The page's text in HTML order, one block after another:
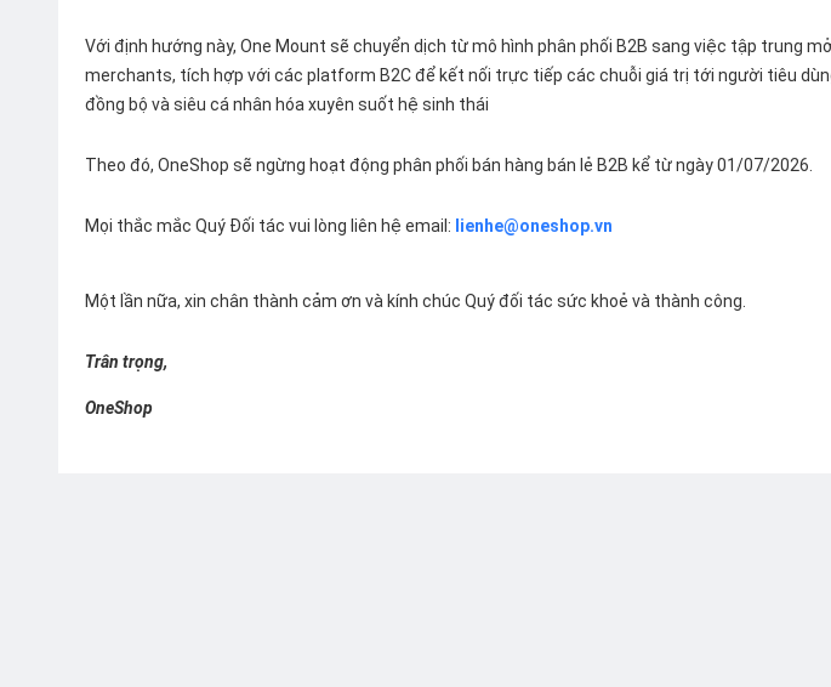
Với định hướng này, One Mount sẽ chuyển dịch từ mô hình phân phối B2B sang việc tập trung
merchants, tích hợp với các platform B2C để kết nối trực tiếp các chuỗi giá trị tới người tiêu
đồng bộ và siêu cá nhân hóa xuyên suốt hệ sinh thái
Theo đó, OneShop sẽ ngừng hoạt động phân phối bán hàng bán lẻ B2B kể từ ngày 01/07/2026.
Mọi thắc mắc Quý Đối tác vui lòng liên hệ email: lienhe@oneshop.vn
Một lần nữa, xin chân thành cảm ơn và kính chúc Quý đối tác sức khoẻ và thành công.
Trân trọng,
OneShop